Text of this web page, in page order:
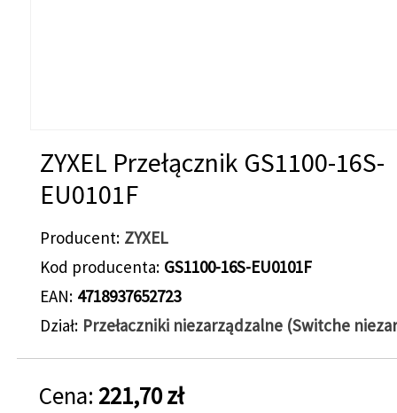
ZYXEL Przełącznik GS1100-16S-
EU0101F
Producent ZYXEL
Kod producenta GS1100-16S-EU0101F
EAN 4718937652723
Dział Przełaczniki niezarządzalne (Switche
Cena: 221,70 zł